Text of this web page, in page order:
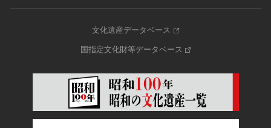
文化遺産データベース
国指定文化財等データベース